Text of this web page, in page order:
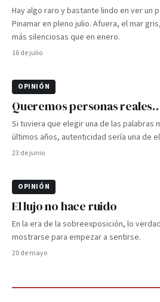
Hay algo raro y bastante lindo en ver un
Pinamar en pleno julio. Afuera, el mar
más silenciosas que en enero.
16 de julio
OPINIÓN
Queremos personas
Si tuviera que elegir una de las palabras
últimos años, autenticidad sería una de
23 de junio
OPINIÓN
El lujo no hace ruido
En la era de la sobreexposición, lo
mostrarse para empezar a sentirse.
20 de mayo